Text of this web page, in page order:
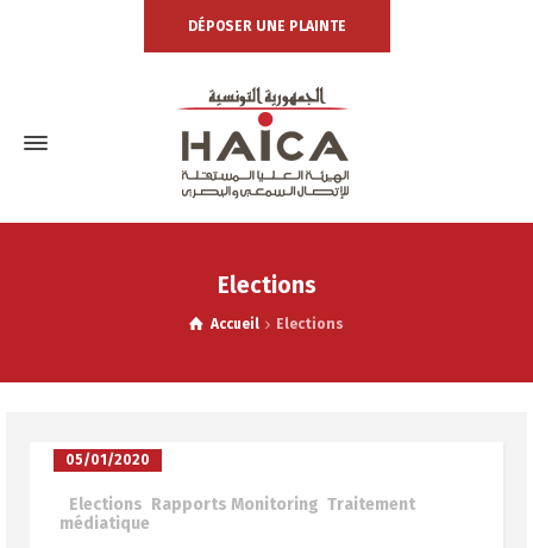
DÉPOSER UNE PLAINTE
Elections
Accueil Elections
05/01/2020
Elections Rapports Monitoring Traitement
médiatique